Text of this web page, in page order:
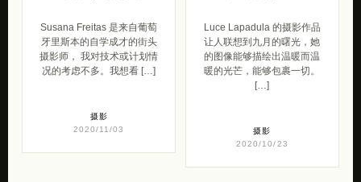
Susana Freitas 是来自葡萄
牙里斯本的自学成才的街头
摄影师， 我对技术或计划情
况的考虑不多。我想看 […]
摄影
2020/11/03
Luce Lapadula 的摄影作品
让人联想到九月的曙光，她
的图像能够描绘出温暖而温
暖的光芒，能够包裹一切。
[…]
摄影
2020/10/23